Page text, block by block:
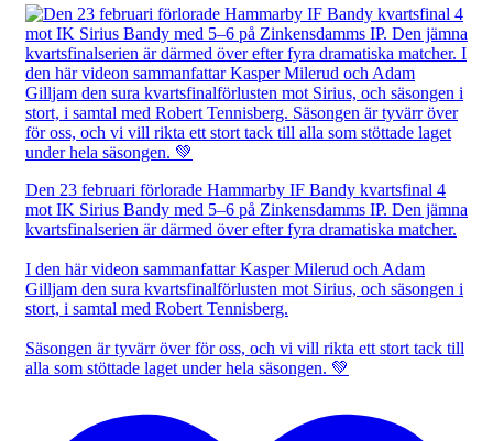
Den 23 februari förlorade Hammarby IF Bandy kvartsfinal 4
mot IK Sirius Bandy med 5–6 på Zinkensdamms IP. Den jämna
kvartsfinalserien är därmed över efter fyra dramatiska matcher.
I den här videon sammanfattar Kasper Milerud och Adam
Gilljam den sura kvartsfinalförlusten mot Sirius, och säsongen i
stort, i samtal med Robert Tennisberg.
Säsongen är tyvärr över för oss, och vi vill rikta ett stort tack till
alla som stöttade laget under hela säsongen. 💚